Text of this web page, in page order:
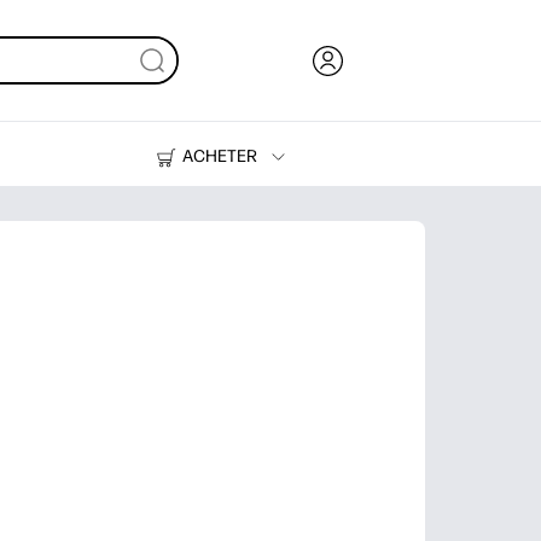
ACHETER
Imprimantes